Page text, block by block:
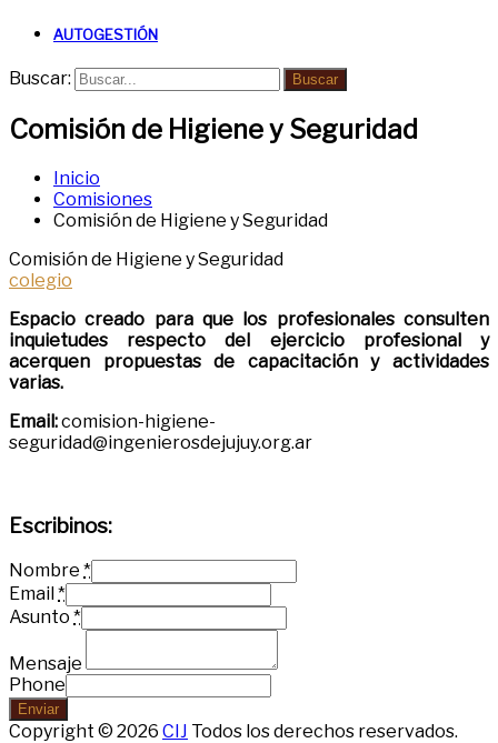
AUTOGESTIÓN
Buscar: Buscar
Comisión de Higiene y Seguridad
Inicio
Comisiones
Comisión de Higiene y Seguridad
Comisión de Higiene y Seguridad
colegio
Espacio creado para que los profesionales consulten
inquietudes respecto del ejercicio profesional y
acerquen propuestas de capacitación y actividades
varias.
Email:comision-higiene-
seguridad@ingenierosdejujuy.org.ar
Escribinos:
Nombre *
Email*
Asunto *
Mensaje
Phone
Enviar
Copyright © 2026 CIJ Todos los derechos reservados.